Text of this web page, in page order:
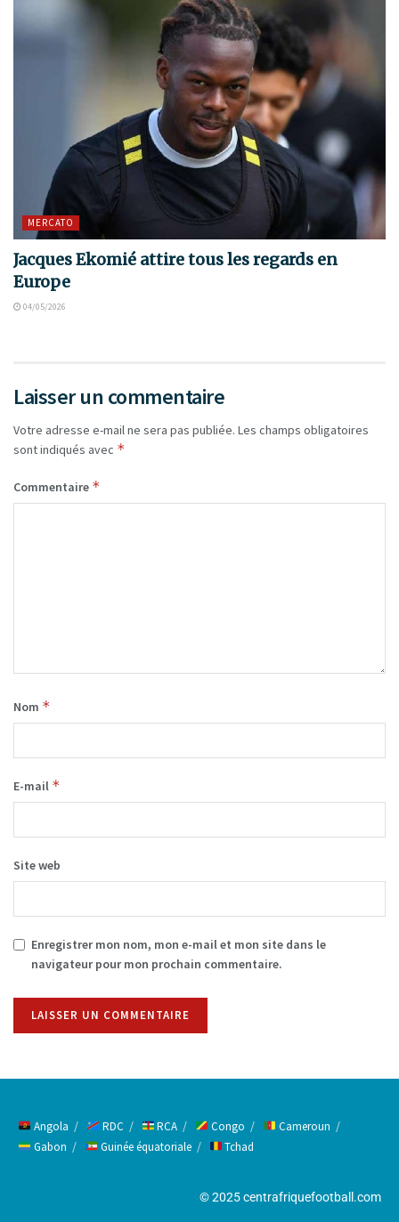
MERCATO
Jacques Ekomié attire tous les regards en
Europe
04/05/2026
Laisser un commentaire
Votre adresse e-mail ne sera pas publiée. Les champs obligatoires
sont indiqués avec *
Commentaire *
Nom *
E-mail *
Site web
Enregistrer mon nom, mon e-mail et mon site dans le
navigateur pour mon prochain commentaire.
Angola RDC RCA Congo
Cameroun
Gabon
Guinée équatoriale Tchad
© 2025 centrafriquefootball.com